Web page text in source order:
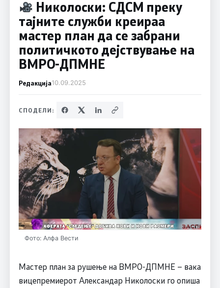
Николоски: СДСМ преку
тајните служби креираа
мастер план да се забрани
политичкото дејствување на
ВМРО-ДПМНЕ
Редакција10.09.2025
СПОДЕЛИ:
Фото: Алфа Вести
Мастер план за рушење на ВМРО-ДПМНЕ – вака
вицепремиерот Александар Николоски го опиша